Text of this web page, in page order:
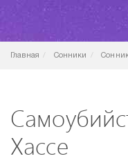
Главная Сонники
Хассе